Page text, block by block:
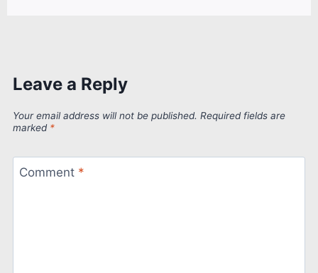
Leave a Reply
Your email address will not be published. Required fields are
marked *
Comment *